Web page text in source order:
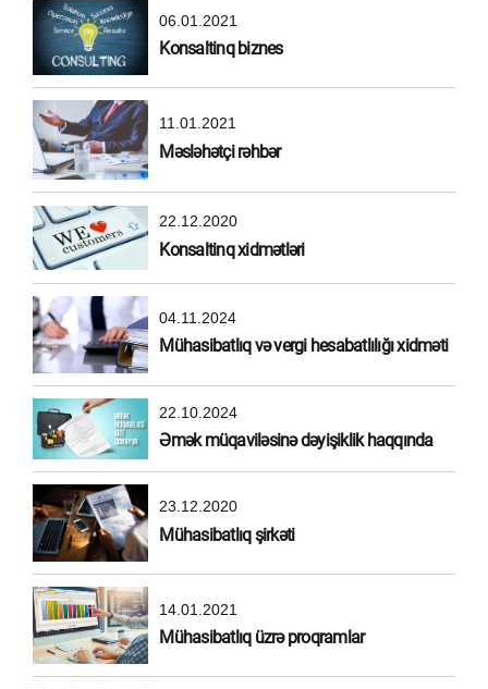
06.01.2021
Konsaltinq biznes
11.01.2021
Məsləhətçi rəhbər
22.12.2020
Konsaltinq xidmətləri
04.11.2024
Mühasibatlıq və vergi hesabatlılığı xidməti
22.10.2024
Əmək müqaviləsinə dəyişiklik haqqında
23.12.2020
Mühasibatlıq şirkəti
14.01.2021
Mühasibatlıq üzrə proqramlar